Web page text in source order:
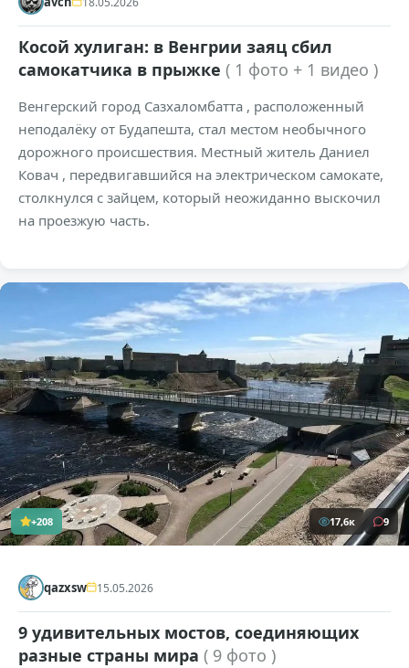
Косой хулиган: в Венгрии заяц сбил
самокатчика в прыжке ( 1 фото + 1 видео )
Венгерский город Сазхаломбатта , расположенный
неподалёку от Будапешта, стал местом необычного
дорожного происшествия. Местный житель Даниел
Ковач , передвигавшийся на электрическом самокате,
столкнулся с зайцем, который неожиданно выскочил
на проезжую часть.
+208 17,6к 9
qazxsw 15.05.2026
9 удивительных мостов, соединяющих
разные страны мира ( 9 фото )